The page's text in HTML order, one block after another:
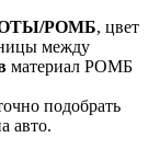
РОМБ, цвет
между
материал РОМБ
подобрать
авто.